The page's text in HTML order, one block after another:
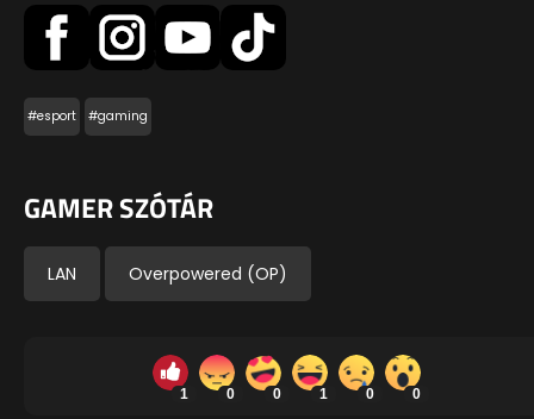
#esport #gaming
GAMER SZÓTÁR
LAN Overpowered (OP)
1 0 0 1 0 0